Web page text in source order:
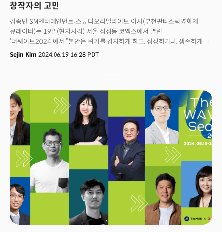
창작자의 고민
김종민 SM엔터테인먼트∙스튜디오리얼라이브 이사(부천판타스틱영화제
큐레이터)는 19일(현지시각) 서울 삼성동 코엑스에서 열린
‘더웨이브2024’에서 “불안은 위기를 감지하게 하고, 성장하거나, 생존하게
한다”면서 창작자에게 빠른 대응을 주문했다.그가 강조한 건 커뮤니티다. AI로
콘텐츠 제작 장벽이 낮아지고, 그만큼 콘텐츠 양이 늘어나고 있다. 소비자의
Sejin Kim 2024.06.19 16:28 PDT